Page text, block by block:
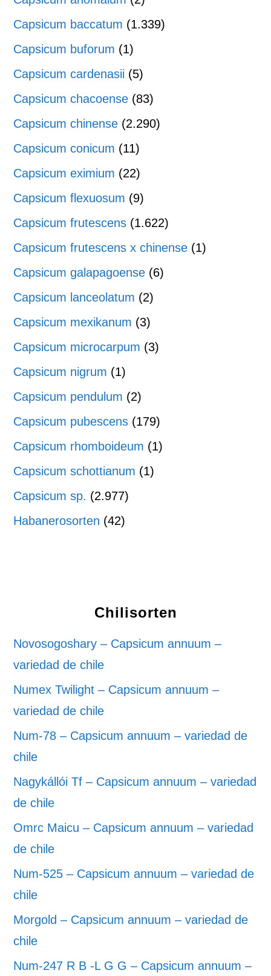
Capsicum baccatum (1.339)
Capsicum buforum (1)
Capsicum cardenasii (5)
Capsicum chacoense (83)
Capsicum chinense (2.290)
Capsicum conicum (11)
Capsicum eximium (22)
Capsicum flexuosum (9)
Capsicum frutescens (1.622)
Capsicum frutescens x chinense (1)
Capsicum galapagoense (6)
Capsicum lanceolatum (2)
Capsicum mexikanum (3)
Capsicum microcarpum (3)
Capsicum nigrum (1)
Capsicum pendulum (2)
Capsicum pubescens (179)
Capsicum rhomboideum (1)
Capsicum schottianum (1)
Capsicum sp. (2.977)
Habanerosorten (42)
Chilisorten
Novosogoshary – Capsicum annuum –
variedad de chile
Numex Twilight – Capsicum annuum –
variedad de chile
Num-78 – Capsicum annuum – variedad de
chile
Nagykállói Tf – Capsicum annuum – variedad
de chile
Omrc Maicu – Capsicum annuum – variedad
de chile
Num-525 – Capsicum annuum – variedad de
chile
Morgold – Capsicum annuum – variedad de
chile
Num-247 R B -L G G – Capsicum annuum –